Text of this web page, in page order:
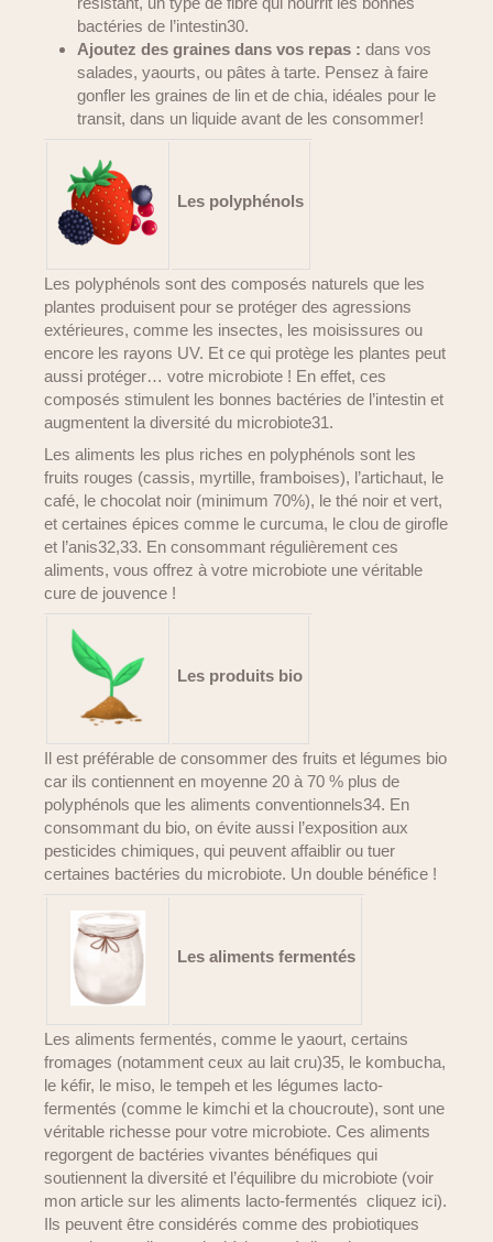
bactéries de l’intestin30.
Ajoutez des graines dans vos repas : dans vos
salades, yaourts, ou pâtes à tarte. Pensez à faire
gonfler les graines de lin et de chia, idéales pour le
transit, dans un liquide avant de les consommer!
Les polyphénols
Les polyphénols sont des composés naturels que les
plantes produisent pour se protéger des agressions
extérieures, comme les insectes, les moisissures ou
encore les rayons UV. Et ce qui protège les plantes peut
aussi protéger… votre microbiote ! En effet, ces
composés stimulent les bonnes bactéries de l’intestin et
augmentent la diversité du microbiote31.
Les aliments les plus riches en polyphénols sont les
fruits rouges (cassis, myrtille, framboises), l’artichaut, le
café, le chocolat noir (minimum 70%), le thé noir et vert,
et certaines épices comme le curcuma, le clou de girofle
et l’anis32,33. En consommant régulièrement ces
aliments, vous offrez à votre microbiote une véritable
cure de jouvence !
Les produits bio
Il est préférable de consommer des fruits et légumes bio
car ils contiennent en moyenne 20 à 70 % plus de
polyphénols que les aliments conventionnels34. En
consommant du bio, on évite aussi l’exposition aux
pesticides chimiques, qui peuvent affaiblir ou tuer
certaines bactéries du microbiote. Un double bénéfice !
Les aliments fermentés
Les aliments fermentés, comme le yaourt, certains
fromages (notamment ceux au lait cru)35, le kombucha,
le kéfir, le miso, le tempeh et les légumes lacto-
fermentés (comme le kimchi et la choucroute), sont une
véritable richesse pour votre microbiote. Ces aliments
regorgent de bactéries vivantes bénéfiques qui
soutiennent la diversité et l’équilibre du microbiote (voir
mon article sur les aliments lacto-fermentés cliquez ici).
Ils peuvent être considérés comme des probiotiques